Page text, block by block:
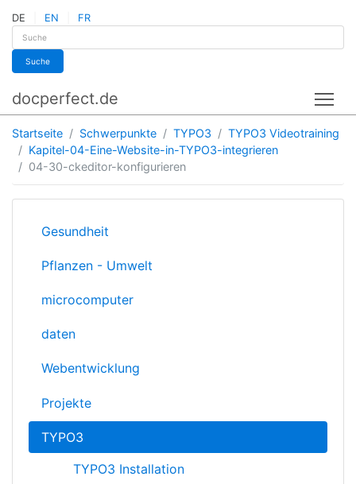
DE EN FR
Suche
docperfect.de
Startseite Schwerpunkte TYPO3
TYPO3 Videotraining
Kapitel-04-Eine-Website-in-TYPO3-integrieren
04-30-ckeditor-konfigurieren
Gesundheit
Pflanzen - Umwelt
microcomputer
daten
Webentwicklung
Projekte
TYPO3
TYPO3 Installation